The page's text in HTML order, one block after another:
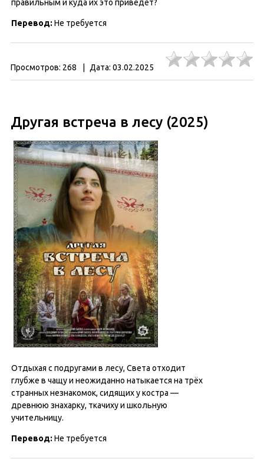
правильным и куда их это приведёт?
Перевод: Не требуется
Просмотров: 268 Дата: 03.02.2025
Другая встреча в лесу (2025)
Отдыхая с подругами в лесу, Света отходит
глубже в чащу и неожиданно натыкается на трёх
странных незнакомок, сидящих у костра —
древнюю знахарку, ткачиху и школьную
учительницу.
Перевод: Не требуется